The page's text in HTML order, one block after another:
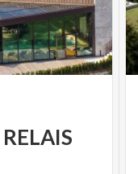
RELAIS